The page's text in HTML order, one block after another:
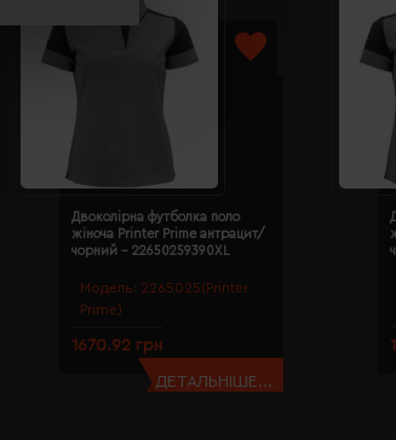
Модель: 2265025(Printer
Prime)
Двоколірна футболка поло
жіноча Printer Prime антрацит/
чорний - 22650259390XL
1670.92 грн
ДЕТАЛЬНІШЕ...